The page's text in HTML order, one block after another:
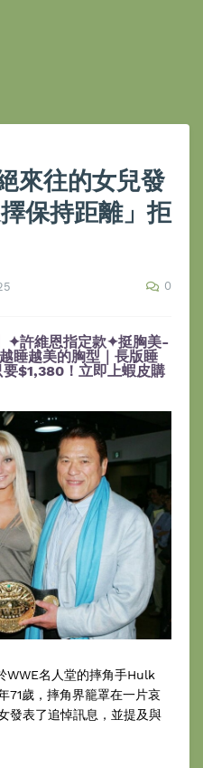
來往的女兒發
保持距離」拒
0
✦許維恩指定款✦挺胸美-
睡越美的胸型｜長版睡
$1,380！立即上蝦皮購
WWE名人堂的摔角手Hulk
71歲，摔角界籠罩在一片哀
發表了追悼訊息，並提及與